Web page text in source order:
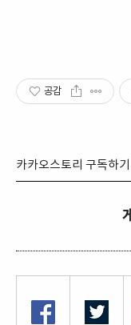
공감
카카오스토리 구독하기